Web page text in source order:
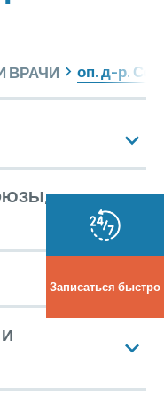
ВРАЧИ оп. д-р.
Записаться быстро